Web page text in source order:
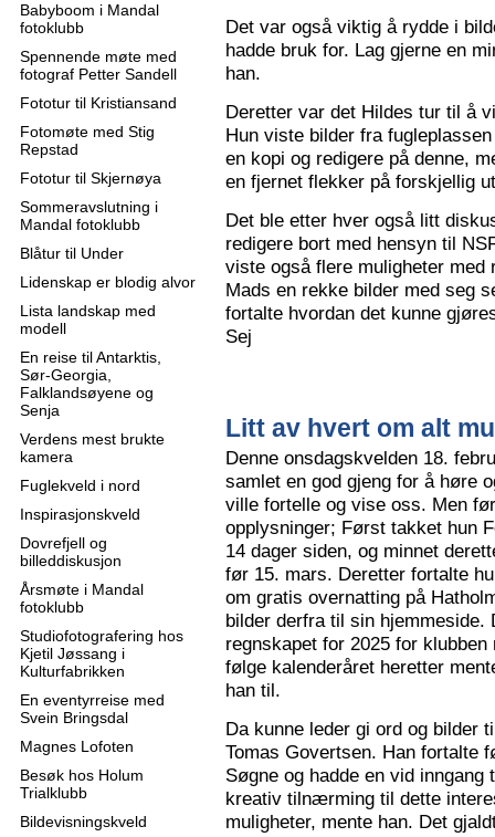
Babyboom i Mandal
fotoklubb
Spennende møte med
fotograf Petter Sandell
Fototur til Kristiansand
Fotomøte med Stig
Repstad
Fototur til Skjernøya
Sommeravslutning i
Mandal fotoklubb
Blåtur til Under
Lidenskap er blodig alvor
Lista landskap med
modell
En reise til Antarktis,
Sør-Georgia,
Falklandsøyene og
Senja
Verdens mest brukte
kamera
Fuglekveld i nord
Inspirasjonskveld
Dovrefjell og
billeddiskusjon
Årsmøte i Mandal
fotoklubb
Studiofotografering hos
Kjetil Jøssang i
Kulturfabrikken
En eventyrreise med
Svein Bringsdal
Magnes Lofoten
Besøk hos Holum
Trialklubb
Bildevisningskveld
Det var også viktig å rydde i
hadde bruk for. Lag gjerne en
han.
Deretter var det Hildes tur til å
Hun viste bilder fra
en kopi og redigere på denne,
en fjernet flekker på forskjellig
Det ble etter hver også litt
redigere bort med hensyn til
viste også flere muligheter
Mads en rekke bilder med seg
fortalte hvordan det kunne
Sej
Litt av hvert om alt
Denne onsdagskvelden 18.
samlet en god gjeng for å høre
ville fortelle og vise oss. Men
opplysninger; Først takket hun
14 dager siden, og minnet
før 15. mars. Deretter fortalte
om gratis overnatting på
bilder derfra til sin hjemmeside.
regnskapet for 2025 for
følge kalenderåret heretter
han til.
Da kunne leder gi ord og bilder
Tomas Govertsen. Han fortalte
Søgne og hadde en vid
kreativ tilnærming til dette
muligheter, mente han. Det